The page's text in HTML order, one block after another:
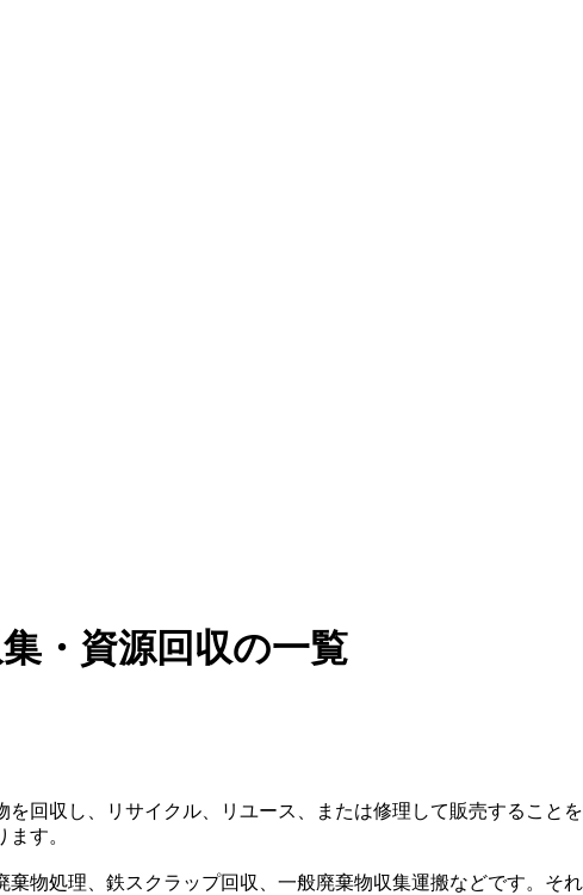
・資源回収の一覧
回収し、リサイクル、リユース、または修理して販売すること
す。
物処理、鉄スクラップ回収、一般廃棄物収集運搬などです。そ